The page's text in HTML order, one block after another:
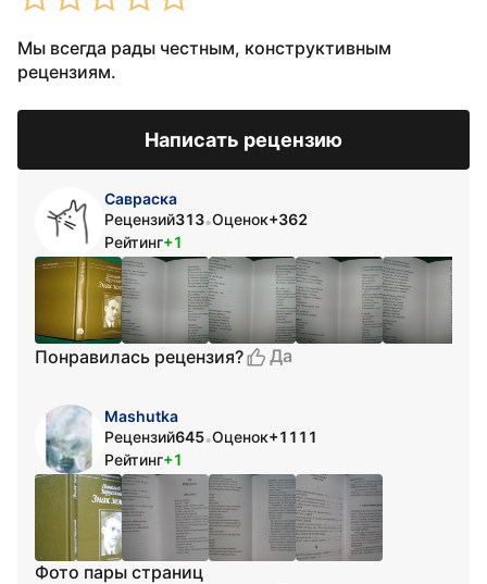
Мы всегда рады честным, конструктивным
рецензиям.
Написать рецензию
Савраска
Рецензий313•Оценок+362
Рейтинг+1
Понравилась рецензия? Да
Mashutka
Рецензий645•Оценок+1111
Рейтинг+1
Фото пары страниц